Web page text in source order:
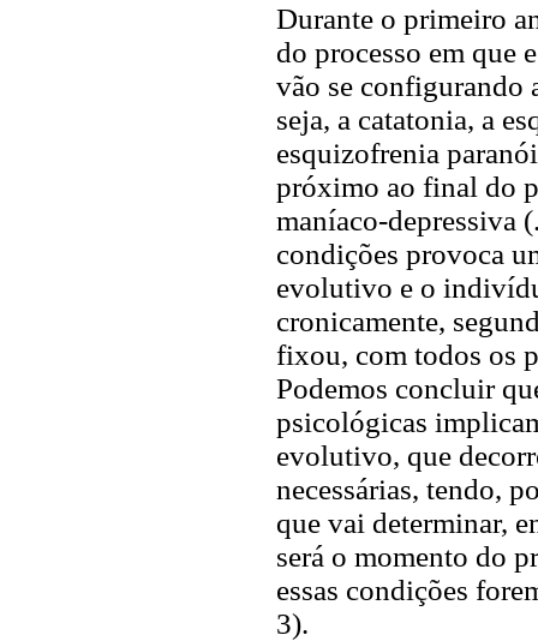
Durante o primeiro
do processo em que
vão se configurando
seja, a catatonia, a
esquizofrenia
próximo ao final do
maníaco-depressiva
condições provoca
evolutivo e o
cronicamente,
fixou, com todos os
Podemos concluir
psicológicas
evolutivo, que
necessárias, tendo,
que vai determinar,
será o momento do
essas condições
3).